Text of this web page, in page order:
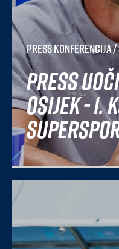
Press konferencija/
Press
Osijek - 1.